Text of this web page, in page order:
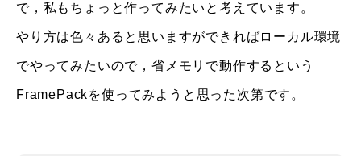
で，私もちょっと作ってみたいと考えています。
やり方は色々あると思いますができればローカル環境
でやってみたいので，省メモリで動作するという
FramePackを使ってみようと思った次第です。